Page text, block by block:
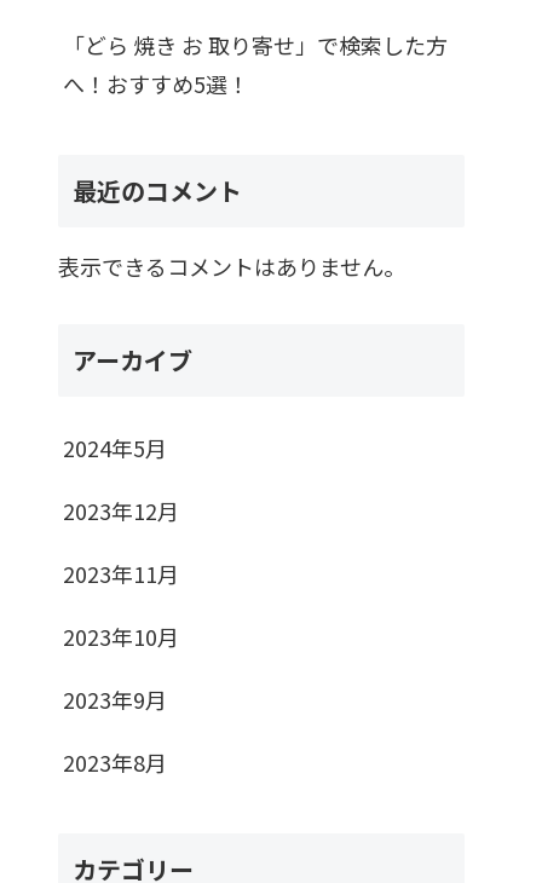
「どら 焼き お 取り寄せ」で検索した方
へ！おすすめ5選！
最近のコメント
表示できるコメントはありません。
アーカイブ
2024年5月
2023年12月
2023年11月
2023年10月
2023年9月
2023年8月
カテゴリー